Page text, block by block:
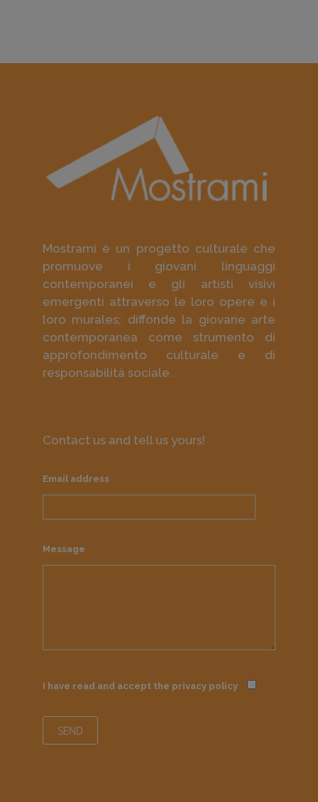
Mostrami è un progetto culturale che
promuove i giovani linguaggi
contemporanei e gli artisti visivi
emergenti attraverso le loro opere e i
loro murales; diffonde la giovane arte
contemporanea come strumento di
approfondimento culturale e di
responsabilità sociale.
Contact us and tell us yours!
Email address
Message
I have read and accept the privacy policy